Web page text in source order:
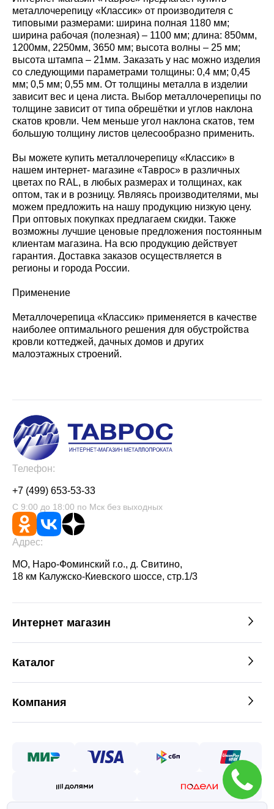
металлочерепицу «Классик» от производителя с
типовыми размерами: ширина полная 1180 мм;
ширина рабочая (полезная) – 1100 мм; длина: 850мм,
1200мм, 2250мм, 3650 мм; высота волны – 25 мм;
высота штампа – 21мм. Заказать у нас можно изделия
со следующими параметрами толщины: 0,4 мм; 0,45
мм; 0,5 мм; 0,55 мм. От толщины металла в изделии
зависит вес и цена листа. Выбор металлочерепицы по
толщине зависит от типа обрешётки и углов наклона
скатов кровли. Чем меньше угол наклона скатов, тем
большую толщину листов целесообразно применить.
Вы можете купить металлочерепицу «Классик» в
нашем интернет- магазине «Таврос» в различных
цветах по RAL, в любых размерах и толщинах, как
оптом, так и в розницу. Являясь производителями, мы
можем предложить на нашу продукцию низкую цену.
При оптовых покупках предлагаем скидки. Также
возможны лучшие ценовые предложения постоянным
клиентам магазина. На всю продукцию действует
гарантия. Доставка заказов осуществляется в
регионы и города России.
Применение
Металлочерепица «Классик» применяется в качестве
наиболее оптимального решения для обустройства
кровли коттеджей, дачных домов и других
малоэтажных строений.
Телефон:
+7 (499) 653-53-33
С 9:00 до 18:00 по Мск без выходных
Адрес:
МО, Наро-Фоминский г.о., д. Свитино,
18 км Калужско-Киевского шоссе, стр.1/3
Интернет магазин
Каталог
Компания